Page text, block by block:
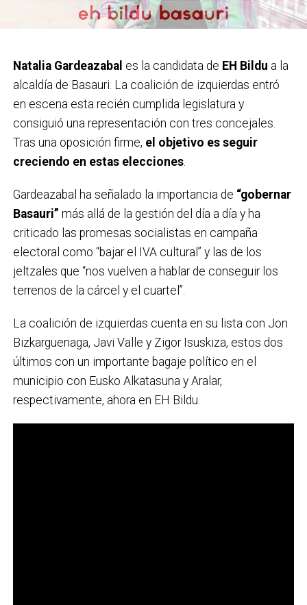
Natalia Gardeazabal es la candidata de EH Bildu a la
alcaldía de Basauri. La coalición de izquierdas entró
en escena esta recién cumplida legislatura y
consiguió una representación con tres concejales.
Tras una oposición firme, el objetivo es seguir
creciendo en estas elecciones.
Gardeazabal ha señalado la importancia de “gobernar
Basauri” más allá de la gestión del día a día y ha
criticado las promesas socialistas en campaña
electoral como “bajar el IVA cultural” y las de los
jeltzales que “nos vuelven a hablar de conseguir los
terrenos de la cárcel y el cuartel”.
La coalición de izquierdas cuenta en su lista con Jon
Bizkarguenaga, Javi Valle y Zigor Isuskiza, estos dos
últimos con un importante bagaje político en el
municipio con Eusko Alkatasuna y Aralar,
respectivamente, ahora en EH Bildu.